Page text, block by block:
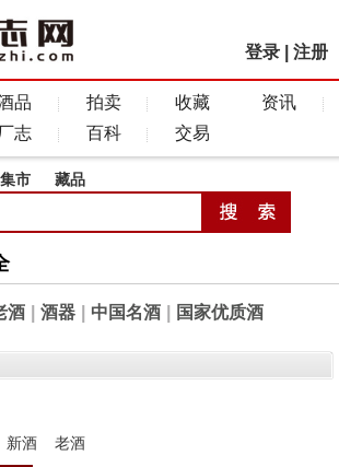
登录 注册
品 拍卖 收藏
资讯
志 百科 交易
集市 藏品
酒 酒器 中国名酒 国家优质酒
新酒 老酒